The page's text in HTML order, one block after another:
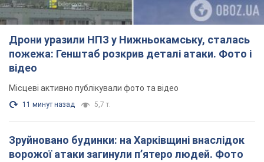
Дрони уразили НПЗ у Нижньокамську, сталась
пожежа: Генштаб розкрив деталі атаки. Фото і
відео
Місцеві активно публікували фото та відео
11 минут назад 5,7 т.
Зруйновано будинки: на Харківщині внаслідок
ворожої атаки загинули п’ятеро людей. Фото